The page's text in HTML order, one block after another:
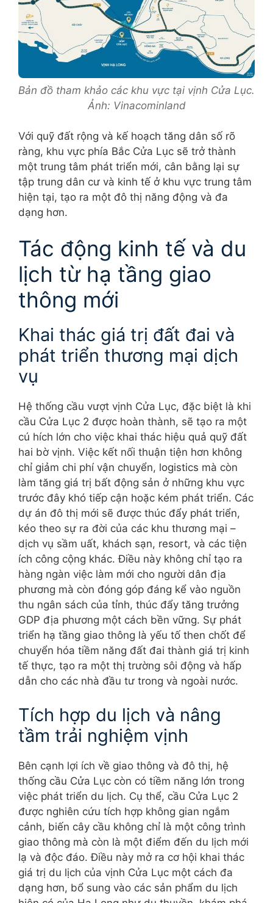
Bản đồ tham khảo các khu vực tại vịnh Cửa Lục.
Ảnh: Vinacominland
Với quỹ đất rộng và kế hoạch tăng dân số rõ
ràng, khu vực phía Bắc Cửa Lục sẽ trở thành
một trung tâm phát triển mới, cân bằng lại sự
tập trung dân cư và kinh tế ở khu vực trung tâm
hiện tại, tạo ra một đô thị năng động và đa
dạng hơn.
Tác động kinh tế và du
lịch từ hạ tầng giao
thông mới
Khai thác giá trị đất đai và
phát triển thương mại dịch
vụ
Hệ thống cầu vượt vịnh Cửa Lục, đặc biệt là khi
cầu Cửa Lục 2 được hoàn thành, sẽ tạo ra một
cú hích lớn cho việc khai thác hiệu quả quỹ đất
hai bờ vịnh. Việc kết nối thuận tiện hơn không
chỉ giảm chi phí vận chuyển, logistics mà còn
làm tăng giá trị bất động sản ở những khu vực
trước đây khó tiếp cận hoặc kém phát triển. Các
dự án đô thị mới sẽ được thúc đẩy phát triển,
kéo theo sự ra đời của các khu thương mại –
dịch vụ sầm uất, khách sạn, resort, và các tiện
ích công cộng khác. Điều này không chỉ tạo ra
hàng ngàn việc làm mới cho người dân địa
phương mà còn đóng góp đáng kể vào nguồn
thu ngân sách của tỉnh, thúc đẩy tăng trưởng
GDP địa phương một cách bền vững. Sự phát
triển hạ tầng giao thông là yếu tố then chốt để
chuyển hóa tiềm năng đất đai thành giá trị kinh
tế thực, tạo ra một thị trường sôi động và hấp
dẫn cho các nhà đầu tư trong và ngoài nước.
Tích hợp du lịch và nâng
tầm trải nghiệm vịnh
Bên cạnh lợi ích về giao thông và đô thị, hệ
thống cầu Cửa Lục còn có tiềm năng lớn trong
việc phát triển du lịch. Cụ thể, cầu Cửa Lục 2
được nghiên cứu tích hợp không gian ngắm
cảnh, biến cây cầu không chỉ là một công trình
giao thông mà còn là một điểm đến du lịch mới
lạ và độc đáo. Điều này mở ra cơ hội khai thác
giá trị du lịch của vịnh Cửa Lục một cách đa
dạng hơn, bổ sung vào các sản phẩm du lịch